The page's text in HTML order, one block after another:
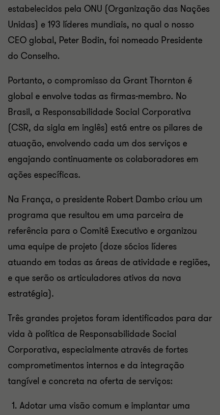
estabelecidos pela ONU (Organização das Nações
Unidas) e 193 líderes mundiais, no qual o nosso
CEO global, Peter Bodin, foi nomeado Presidente
do Conselho.
Portanto, o compromisso da Grant Thornton é
global e envolve todas as firmas-membro. No
Brasil, a Responsabilidade Social Corporativa
(CSR, da sigla em inglês) está entre os pilares de
atuação, envolvendo cada um dos serviços e
engajando continuamente os colaboradores em
ações específicas.
Na França, o presidente Robert Dambo criou um
programa que resultou em uma parceira de
referência para o Comitê Executivo e organizou
uma equipe de projeto (doze sócios líderes
atuando em todas as áreas de atividade e regiões,
e que serão os articuladores ativos da nova
estratégia).
Três grandes projetos foram identificados para dar
vida à política de Responsabilidade Social
Corporativa, especialmente através de fortes
comprometimentos internos e da integração
tangível e concreta na oferta de serviços:
Adotar uma visão comum e implantar uma